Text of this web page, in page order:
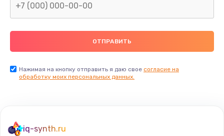
Заказать
Нажимая на кнопку отправить я даю свое согласие на
обработку моих персональных данных.
iq-synth.ru